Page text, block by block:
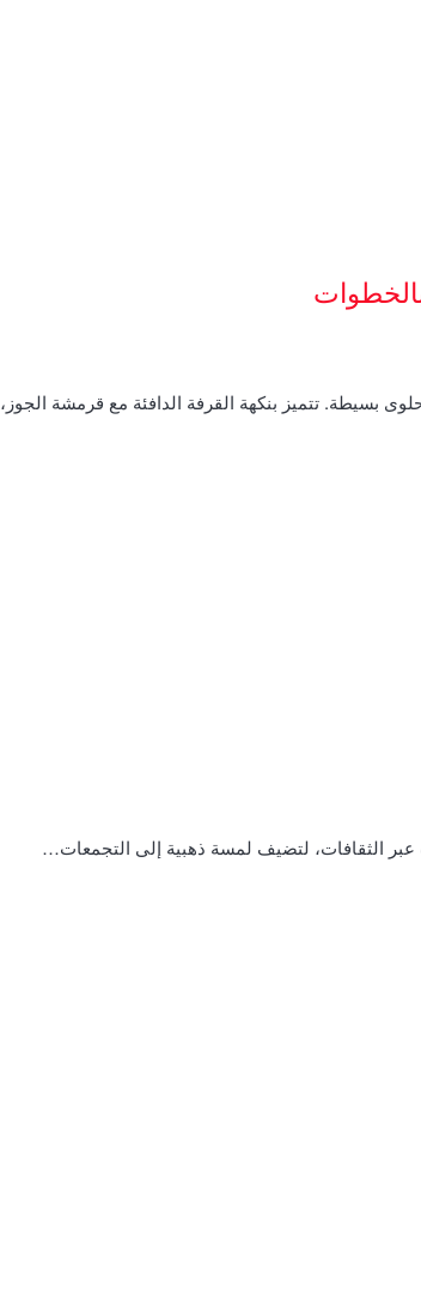
بسيطة. تتميز بنكهة القرفة الدافئة مع قرمشة
الثقافات، لتضيف لمسة ذهبية إلى التجمعات…